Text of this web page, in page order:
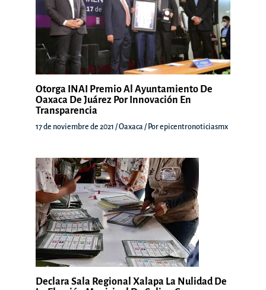
Otorga INAI Premio Al Ayuntamiento De
Oaxaca De Juárez Por Innovación En
Transparencia
17 de noviembre de 2021 /Oaxaca / Porepicentronoticiasmx
Declara Sala Regional Xalapa La Nulidad De